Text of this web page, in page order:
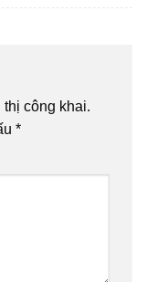
công khai.
*